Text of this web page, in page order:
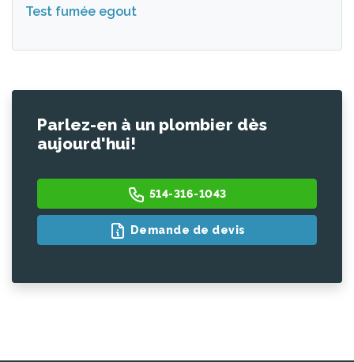
Test fumée egout
Parlez-en à un plombier dès
aujourd'hui!
514-316-1043
Demande de devis